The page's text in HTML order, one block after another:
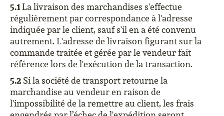
5.1La livraison des marchandises s'effectue
régulièrement par correspondance à l'adresse
indiquée par le client, sauf s'il en a été convenu
autrement. L'adresse de livraison figurant sur la
commande traitée et gérée par le vendeur fait
référence lors de l'exécution de la transaction.
5.2 Si la société de transport retourne la
marchandise au vendeur en raison de
l'impossibilité de la remettre au client, les frais